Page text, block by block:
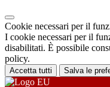
Cookie necessari per il
I cookie necessari per il
disabilitati. È possibile
policy.
Accetta tutti Salva le